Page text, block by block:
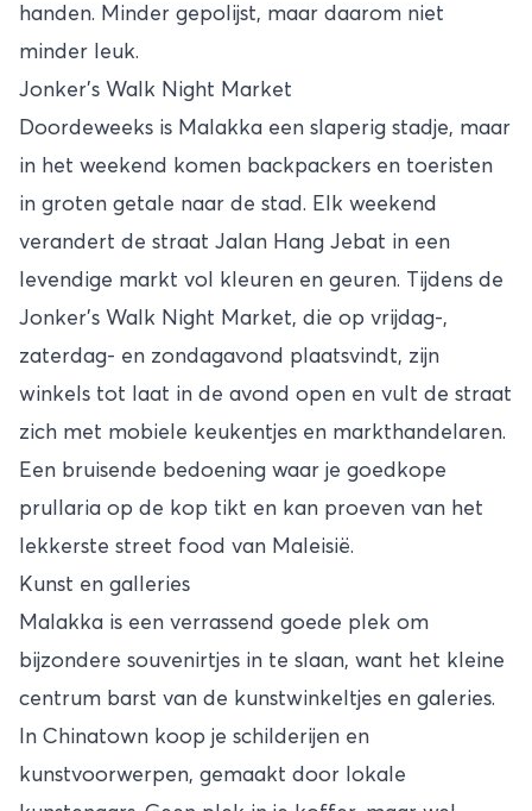
handen. Minder gepolijst, maar daarom niet
minder leuk.
Jonker’s Walk Night Market
Doordeweeks is Malakka een slaperig stadje, maar
in het weekend komen backpackers en toeristen
in groten getale naar de stad. Elk weekend
verandert de straat Jalan Hang Jebat in een
levendige markt vol kleuren en geuren. Tijdens de
Jonker’s Walk Night Market, die op vrijdag-,
zaterdag- en zondagavond plaatsvindt, zijn
winkels tot laat in de avond open en vult de straat
zich met mobiele keukentjes en markthandelaren.
Een bruisende bedoening waar je goedkope
prullaria op de kop tikt en kan proeven van het
lekkerste street food van Maleisië.
Kunst en galleries
Malakka is een verrassend goede plek om
bijzondere souvenirtjes in te slaan, want het kleine
centrum barst van de kunstwinkeltjes en galeries.
In Chinatown koop je schilderijen en
kunstvoorwerpen, gemaakt door lokale